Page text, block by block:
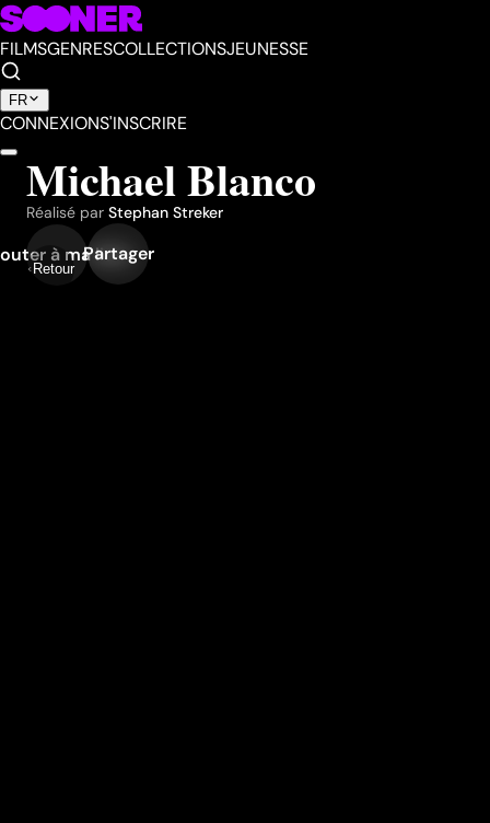
FILMSGENRESCOLLECTIONSJEUNESSE
FR
CONNEXIONS'INSCRIRE
Retour
Michael Blanco
Réalisé par Stephan Streker
à ma liste
Partager